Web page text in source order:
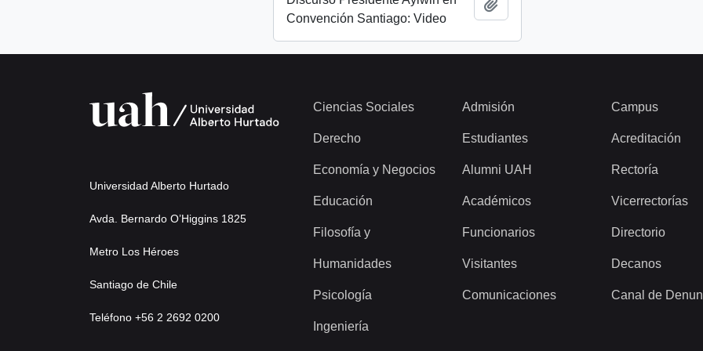
Convención Santiago: Video
Universidad Alberto Hurtado
Avda. Bernardo O’Higgins 1825
Metro Los Héroes
Santiago de Chile
Teléfono +56 2 2692 0200
Ciencias Sociales
Derecho
Economía y Negocios
Educación
Filosofía y
Humanidades
Psicología
Ingeniería
Admisión
Estudiantes
Alumni UAH
Académicos
Funcionarios
Visitantes
Comunicaciones
Campus
Acreditación
Rectoría
Vicerrectorías
Directorio
Decanos
Canal de